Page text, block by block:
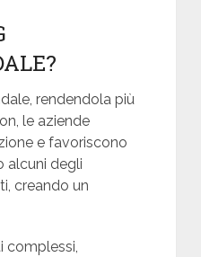
rendendola più
le aziende
e favoriscono
alcuni degli
creando un
complessi,